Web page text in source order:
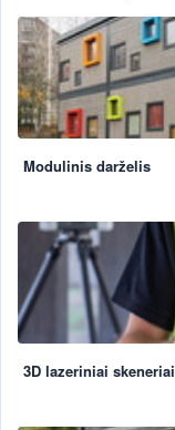
Modulinis darželis
3D lazeriniai skeneriai